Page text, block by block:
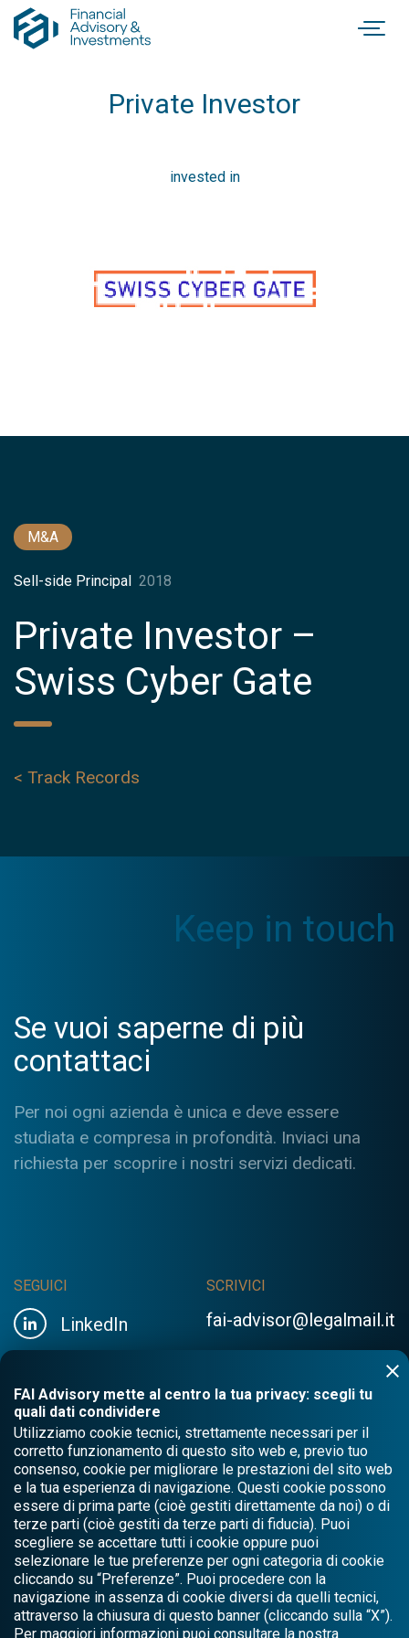
Private Investor
invested in
M&A
Sell-side Principal 2018
Private Investor –
Swiss Cyber Gate
< Track Records
Keep in touch
Se vuoi saperne di più
contattaci
Per noi ogni azienda è unica e deve essere
studiata e compresa in profondità. Inviaci una
richiesta per scoprire i nostri servizi dedicati.
SEGUICI
LinkedIn
SCRIVICI
fai-advisor@legalmail.it
FAI Advisory mette al centro la tua privacy: scegli tu
quali dati condividere
Utilizziamo cookie tecnici, strettamente necessari per il
corretto funzionamento di questo sito web e, previo tuo
consenso, cookie per migliorare le prestazioni del sito web
e la tua esperienza di navigazione. Questi cookie possono
essere di prima parte (cioè gestiti direttamente da noi) o di
terze parti (cioè gestiti da terze parti di fiducia). Puoi
scegliere se accettare tutti i cookie oppure puoi
selezionare le tue preferenze per ogni categoria di cookie
cliccando su “Preferenze”. Puoi procedere con la
navigazione in assenza di cookie diversi da quelli tecnici,
attraverso la chiusura di questo banner (cliccando sulla “X”).
Per maggiori informazioni puoi consultare la nostra